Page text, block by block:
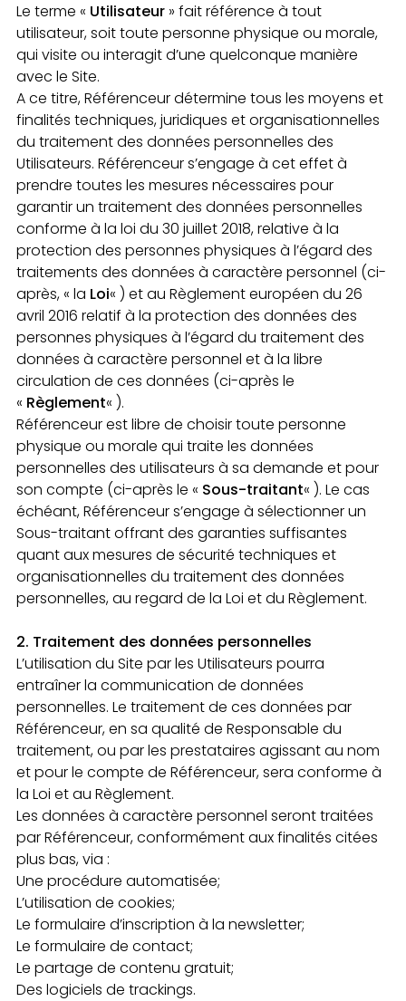
Le terme « Utilisateur » fait référence à tout
utilisateur, soit toute personne physique ou morale,
qui visite ou interagit d’une quelconque manière
avec le Site.
A ce titre, Référenceur détermine tous les moyens et
finalités techniques, juridiques et organisationnelles
du traitement des données personnelles des
Utilisateurs. Référenceur s’engage à cet effet à
prendre toutes les mesures nécessaires pour
garantir un traitement des données personnelles
conforme à la loi du 30 juillet 2018, relative à la
protection des personnes physiques à l’égard des
traitements des données à caractère personnel (ci-
après, « la Loi« ) et au Règlement européen du 26
avril 2016 relatif à la protection des données des
personnes physiques à l’égard du traitement des
données à caractère personnel et à la libre
circulation de ces données (ci-après le
« Règlement« ).
Référenceur est libre de choisir toute personne
physique ou morale qui traite les données
personnelles des utilisateurs à sa demande et pour
son compte (ci-après le « Sous-traitant« ). Le cas
échéant, Référenceur s’engage à sélectionner un
Sous-traitant offrant des garanties suffisantes
quant aux mesures de sécurité techniques et
organisationnelles du traitement des données
personnelles, au regard de la Loi et du Règlement.
2. Traitement des données personnelles
L’utilisation du Site par les Utilisateurs pourra
entraîner la communication de données
personnelles. Le traitement de ces données par
Référenceur, en sa qualité de Responsable du
traitement, ou par les prestataires agissant au nom
et pour le compte de Référenceur, sera conforme à
la Loi et au Règlement.
Les données à caractère personnel seront traitées
par Référenceur, conformément aux finalités citées
plus bas, via :
Une procédure automatisée;
L’utilisation de cookies;
Le formulaire d’inscription à la newsletter;
Le formulaire de contact;
Le partage de contenu gratuit;
Des logiciels de trackings.